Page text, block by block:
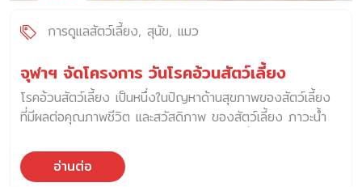
หลายองค์กร เช่น 3. การดูแลอิงลิช บูลด็อกให้มีความสุข 4.
และขี้เล่น แต่ก็มีความต้องการพิเศษในการดูแล ดังนั้น ไม่ใช่ทุก
คนที่จะเหมาะกับการเลี้ยงสุนัขสายพันธุ์นี้ คนที่เหมาะสมที่สุดควรมี
ลักษณะดังนี้: 5. ข้อควรระวังเป็นพิเศษในการเลี้ยงบูลด็อก […]
การดูแลสัตว์เลี้ยง สุนัข แมว
จุฬาฯ จัดโครงการ วันโรคอ้วนสัตว์เลี้ยง
โรคอ้วนสัตว์เลี้ยง เป็นหนึ่งในปัญหาด้านสุขภาพของสัตว์เลี้ยง
ที่มีผลต่อคุณภาพชีวิต และสวัสดิภาพ ของสัตว์เลี้ยง ภาวะน้ำ
เลี้ยงมีน้ำหนักเกินค่ามาตรฐาน เนื่องจากไขมันสะสมใต้ผิวหนัง
มากเกินไป จนส่งผลกระทบต่อสุขภาพ ซึ่งในสัตว์เลี้ยงที่มีภาวะ
อ่านต่อ